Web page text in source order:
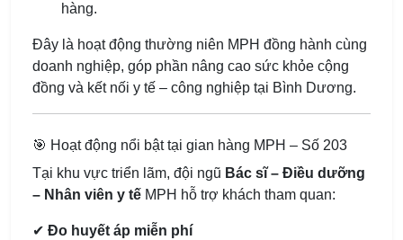
hàng.
Đây là hoạt động thường niên MPH đồng hành cùng
doanh nghiệp, góp phần nâng cao sức khỏe cộng
đồng và kết nối y tế – công nghiệp tại Bình Dương.
🎯 Hoạt động nổi bật tại gian hàng MPH – Số 203
Tại khu vực triển lãm, đội ngũ Bác sĩ – Điều dưỡng
– Nhân viên y tế MPH hỗ trợ khách tham quan:
✔ Đo huyết áp miễn phí